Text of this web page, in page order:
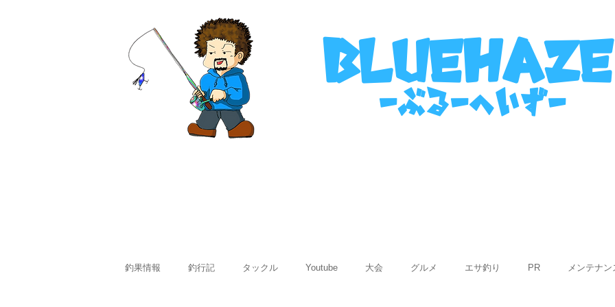
bluehaze
​－ぶるーへいずー
釣果情報 釣行記 タックル Youtube 大会 グルメ エサ釣り PR メンテナン